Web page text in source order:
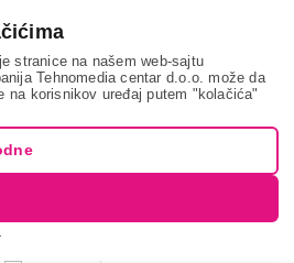
stranice na našem web-sajtu
Tehnomedia centar d.o.o. može da
na korisnikov uređaj putem "kolačića"
Klasične pegle na paru
Vox dbl-